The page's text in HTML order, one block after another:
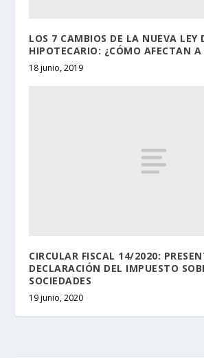
LOS 7 CAMBIOS DE LA NUEVA LEY
HIPOTECARIO: ¿CÓMO AFECTAN
18 junio, 2019
CIRCULAR FISCAL 14/2020:
DECLARACIÓN DEL IMPUESTO
SOCIEDADES
19 junio, 2020